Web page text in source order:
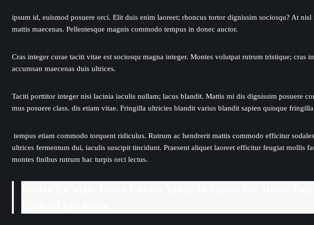
ipsum id, euismod posuere orci. Elit duis enim laoreet; rhoncus tortor dignissim sociosqu? At
mattis maecenas. Pellentesque magnis commodo tempus in donec auctor.
Cras integer curae taciti vitae est sociosqu magna integer. Montes volutpat rutrum tristique;
accumsan maecenas duis ultrices.
Taciti porttitor integer nisi lacinia iaculis nullam; lacus blandit. Mattis mi dis dignissim posuere
mus posuere class. dis etiam vitae. Fringilla ultricies blandit varius blandit sapien quisque
tempus etiam commodo torquent ridiculus. Rutrum ac hendrerit mattis commodo efficitur
ultrices fermentum dui, iaculis suscipit tincidunt. Praesent aliquet laoreet efficitur feugiat mollis
montes finibus rutrum hac turpis orci lectus.